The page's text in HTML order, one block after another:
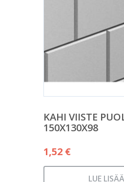
KAHI VIISTE
150X130X98
1,52 €
LUE